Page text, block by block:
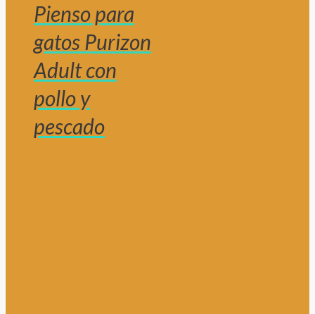
Pienso para
gatos Purizon
Adult con
pollo y
pescado